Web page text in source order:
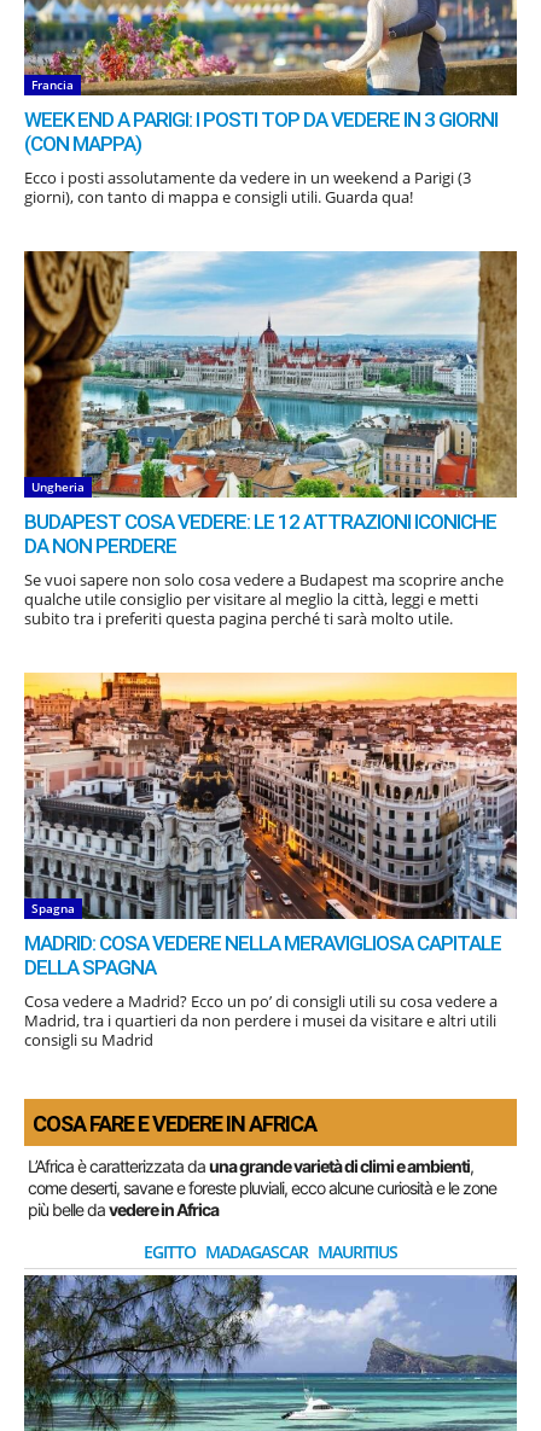
Francia
WEEK END A PARIGI: I POSTI TOP DA VEDERE IN 3 GIORNI
(CON MAPPA)
Ecco i posti assolutamente da vedere in un weekend a Parigi (3
giorni), con tanto di mappa e consigli utili. Guarda qua!
Ungheria
BUDAPEST COSA VEDERE: LE 12 ATTRAZIONI ICONICHE
DA NON PERDERE
Se vuoi sapere non solo cosa vedere a Budapest ma scoprire anche
qualche utile consiglio per visitare al meglio la città, leggi e metti
subito tra i preferiti questa pagina perché ti sarà molto utile.
Spagna
MADRID: COSA VEDERE NELLA MERAVIGLIOSA CAPITALE
DELLA SPAGNA
Cosa vedere a Madrid? Ecco un po’ di consigli utili su cosa vedere a
Madrid, tra i quartieri da non perdere i musei da visitare e altri utili
consigli su Madrid
COSA FARE E VEDERE IN AFRICA
L’Africa è caratterizzata dauna grande varietà di climi e ambienti,
come deserti, savane e foreste pluviali, ecco alcune curiosità e le zone
più belle davedere in Africa
EGITTO MADAGASCAR MAURITIUS